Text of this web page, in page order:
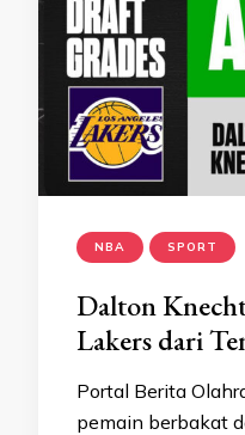
NBA SPORT
Dalton
Lakers dari
Portal Berita
pemain berbakat